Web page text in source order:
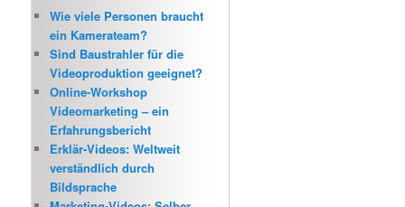
Wie viele Personen braucht
ein Kamerateam?
Sind Baustrahler für die
Videoproduktion geeignet?
Online-Workshop
Videomarketing – ein
Erfahrungsbericht
Erklär-Videos: Weltweit
verständlich durch
Bildsprache